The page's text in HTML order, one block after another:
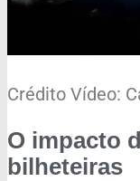
Crédito Vídeo:
O impacto
bilheteiras